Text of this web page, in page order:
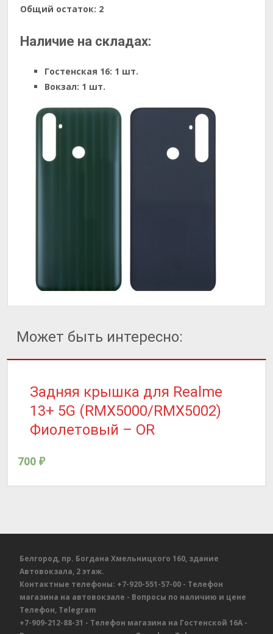
Общий остаток: 2
Наличие на складах:
Гостенская 16: 1 шт.
Вокзал: 1 шт.
Может быть интересно:
Задняя крышка для Realme
13+ 5G (RMX5000/RMX5002)
Фиолетовый – OR
700 ₽
Белгород, пр. Богдана Хмельницкого 160, здание
Автовокзала, 2 этаж.
Контактные телефоны: +7-920-551-57-00 - Телефон
магазина на автовокзале - Вопросы по наличию и цене
Телефон, Telegram
+7-909-212-88-31 - Телефон магазина на Гостенской 16А -